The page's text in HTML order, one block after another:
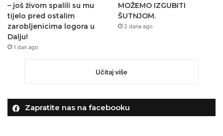
– još živom spalili su mu
tijelo pred ostalim
zarobljenicima logora u
Dalju!
1 dan ago
MOŽEMO IZGUBITI
ŠUTNJOM.
2 dana ago
Učitaj više
Zapratite nas na facebooku